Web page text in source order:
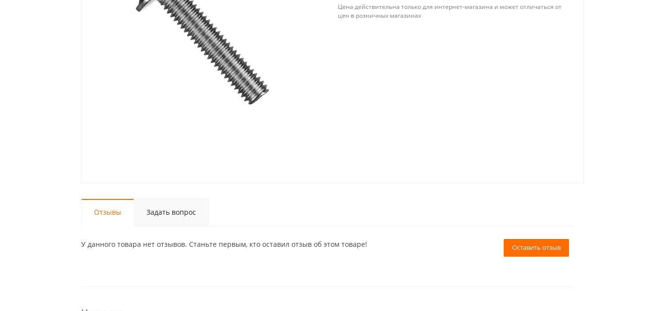
Цена действительна только для интернет-магазина и может отличаться от
цен в розничных магазинах
Отзывы Задать вопрос
Оставить отзыв
У данного товара нет отзывов. Станьте первым, кто оставил отзыв об этом товаре!